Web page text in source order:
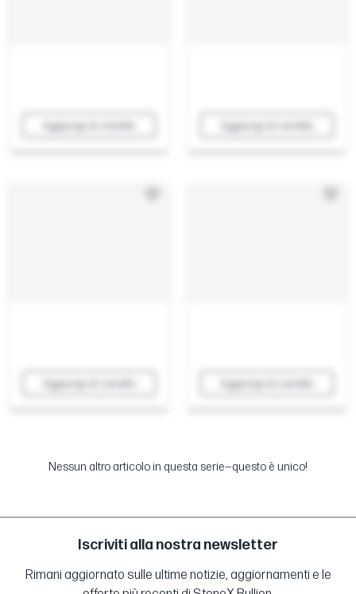
Aggiungi al carrello Aggiungi al carrello
Aggiungi al carrello Aggiungi al carrello
Nessun altro articolo in questa serie—questo è unico!
Iscriviti alla nostra newsletter
Rimani aggiornato sulle ultime notizie, aggiornamenti e le